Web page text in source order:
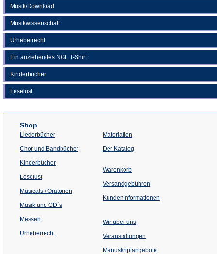
Musik/Download
Musikwissenschaft
Urheberrecht
Ein anziehendes NGL T-Shirt
Kinderbücher
Leselust
Shop
Liederbücher
Chor und Bandbücher
Kinderbücher
Leselust
Musicals / Oratorien
Musik und CD´s
Messen
Urheberrecht
Materialien
Der Katalog
Warenkorb
Versandgebühren
Kundeninformationen
Wir über uns
Veranstaltungen
einem
Manuskriptangebote